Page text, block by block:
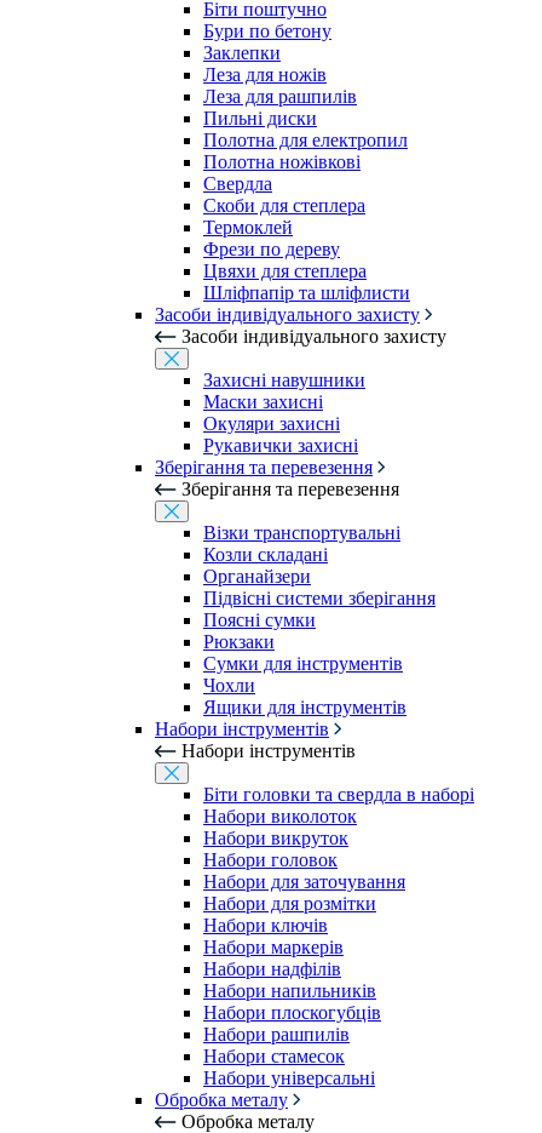
Біти поштучно
Бури по бетону
Заклепки
Леза для ножів
Леза для рашпилів
Пильні диски
Полотна для електропил
Полотна ножівкові
Свердла
Скоби для степлера
Термоклей
Фрези по дереву
Цвяхи для степлера
Шліфпапір та шліфлисти
Засоби індивідуального захисту
Засоби індивідуального захисту
Захисні навушники
Маски захисні
Окуляри захисні
Рукавички захисні
Зберігання та перевезення
Зберігання та перевезення
Візки транспортувальні
Козли складані
Органайзери
Підвісні системи зберігання
Поясні сумки
Рюкзаки
Сумки для інструментів
Чохли
Ящики для інструментів
Набори інструментів
Набори інструментів
Біти головки та свердла в наборі
Набори виколоток
Набори викруток
Набори головок
Набори для заточування
Набори для розмітки
Набори ключів
Набори маркерів
Набори надфілів
Набори напильників
Набори плоскогубців
Набори рашпилів
Набори стамесок
Набори універсальні
Обробка металу
Обробка металу